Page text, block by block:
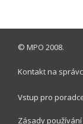
© MPO 2008.
Kontakt na
Vstup pro
Zásady